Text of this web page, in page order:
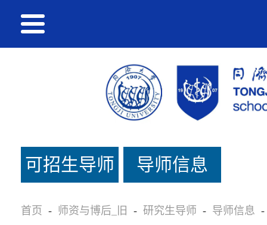
可招生导师
名单_旧
导师信息
首页 - 师资与博后_旧 - 研究生导师 - 导师信息 -